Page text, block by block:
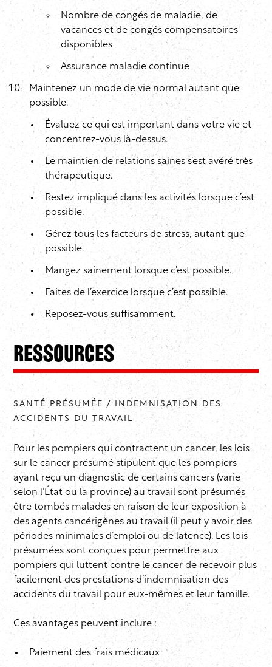
Nombre de congés de maladie, de
vacances et de congés compensatoires
disponibles
Assurance maladie continue
Maintenez un mode de vie normal autant que
possible.
Évaluez ce qui est important dans votre vie et
concentrez-vous là-dessus.
Le maintien de relations saines s’est avéré très
thérapeutique.
Restez impliqué dans les activités lorsque c’est
possible.
Gérez tous les facteurs de stress, autant que
possible.
Mangez sainement lorsque c’est possible.
Faites de l’exercice lorsque c’est possible.
Reposez-vous suffisamment.
Ressources
SANTÉ PRÉSUMÉE / INDEMNISATION DES
ACCIDENTS DU TRAVAIL
Pour les pompiers qui contractent un cancer, les lois
sur le cancer présumé stipulent que les pompiers
ayant reçu un diagnostic de certains cancers (varie
selon l’État ou la province) au travail sont présumés
être tombés malades en raison de leur exposition à
des agents cancérigènes au travail (il peut y avoir des
périodes minimales d’emploi ou de latence). Les lois
présumées sont conçues pour permettre aux
pompiers qui luttent contre le cancer de recevoir plus
facilement des prestations d’indemnisation des
accidents du travail pour eux-mêmes et leur famille.
Ces avantages peuvent inclure :
Paiement des frais médicaux